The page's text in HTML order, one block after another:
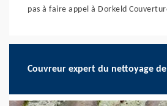
pas à faire appel à Dorkeld
Couvreur expert du nettoyage